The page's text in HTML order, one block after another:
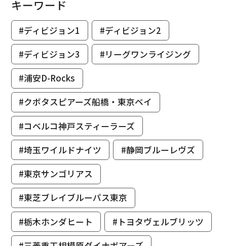
キーワード
#ディビジョン1
#ディビジョン2
#ディビジョン3
#リーグワンライジング
#浦安D-Rocks
#クボタスピアーズ船橋・東京ベイ
#コベルコ神戸スティーラーズ
#埼玉ワイルドナイツ
#静岡ブルーレヴズ
#東京サンゴリアス
#東芝ブレイブルーパス東京
#栃木ホンダヒート
#トヨタヴェルブリッツ